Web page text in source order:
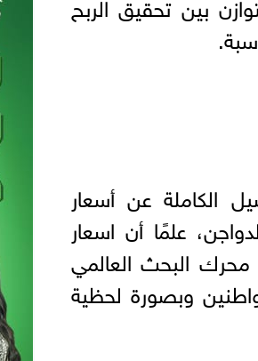
الكاملة عن أسعار
علمًا أن اسعار
محرك البحث العالمي
وبصورة لحظية